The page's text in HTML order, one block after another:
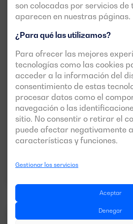
son colocadas por servicios de
aparecen en nuestras páginas.
¿Para qué las utilizamos?
Para ofrecer las mejores
tecnologías como las cookies
acceder a la información del
consentimiento de estas
procesar datos como el
navegación o las
sitio. No consentir o retirar el
puede afectar negativamente
características y funciones.
Gestionar los servicios
Aceptar
Denegar
DGDR 60 ST
PRP:54 kVA (43 kW)
ESP:59 kVA (47 kW)
VERSIÓN:
no
Descargar ficha técnica
BC MAX